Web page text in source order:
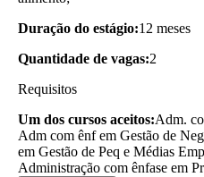
Duração do estágio:12 meses
Quantidade de vagas:2
Requisitos
Um dos cursos aceitos:Adm.
Adm com ênf em Gestão de
em Gestão de Peq e Médias
Administração com ênfase em